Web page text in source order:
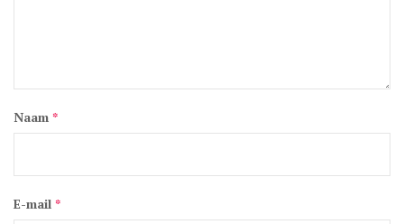
Naam *
E-mail *